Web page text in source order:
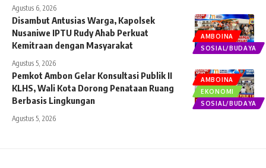
Agustus 6, 2026
AMBOINA
SOSIAL/BUDAYA
Disambut Antusias Warga, Kapolsek
Nusaniwe IPTU Rudy Ahab Perkuat
Kemitraan dengan Masyarakat
Agustus 5, 2026
AMBOINA
EKONOMI
SOSIAL/BUDAYA
Pemkot Ambon Gelar Konsultasi Publik II
KLHS, Wali Kota Dorong Penataan Ruang
Berbasis Lingkungan
Agustus 5, 2026